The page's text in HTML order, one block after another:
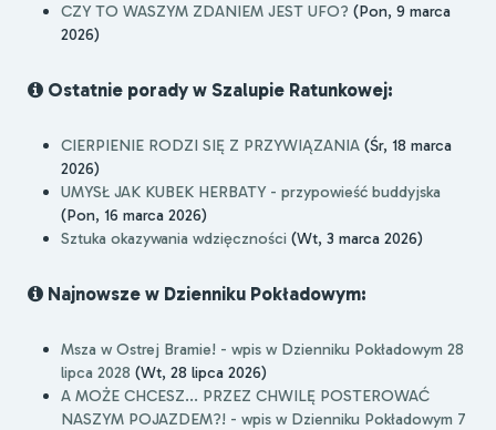
CZY TO WASZYM ZDANIEM JEST UFO? (Pon, 9 marca
2026)
Ostatnie porady w Szalupie Ratunkowej:
CIERPIENIE RODZI SIĘ Z PRZYWIĄZANIA (Śr, 18 marca
2026)
UMYSŁ JAK KUBEK HERBATY - przypowieść buddyjska
(Pon, 16 marca 2026)
Sztuka okazywania wdzięczności (Wt, 3 marca 2026)
Najnowsze w Dzienniku Pokładowym:
Msza w Ostrej Bramie! - wpis w Dzienniku Pokładowym 28
lipca 2028 (Wt, 28 lipca 2026)
A MOŻE CHCESZ... PRZEZ CHWILĘ POSTEROWAĆ
NASZYM POJAZDEM?! - wpis w Dzienniku Pokładowym 7